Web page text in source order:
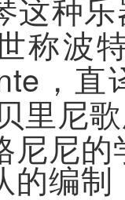
这种
称波
，直
里尼
尼尼的
的编